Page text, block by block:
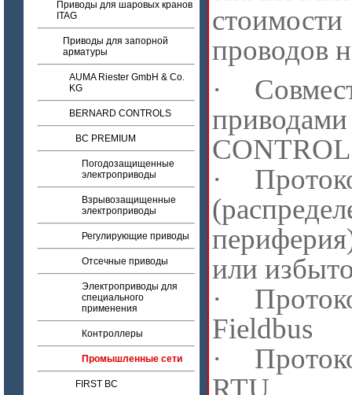
Приводы для шаровых кранов
ITAG
Приводы для запорной
арматуры
AUMA Riester GmbH & Co.
KG
BERNARD CONTROLS
BC PREMIUM
Погодозащищенные
электроприводы
Взрывозащищенные
электроприводы
Регулирующие приводы
Отсечные приводы
Электроприводы для
специального
применения
Контроллеры
Промышленные сети
FIRST BC
проводов
·
·
или
·
Fieldbus
·
RTU